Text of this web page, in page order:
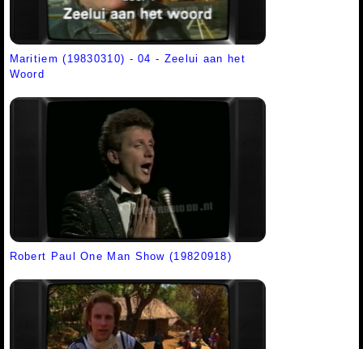
Maritiem (19830310) - 04 - Zeelui aan het
Woord
Robert Paul One Man Show (19820918)